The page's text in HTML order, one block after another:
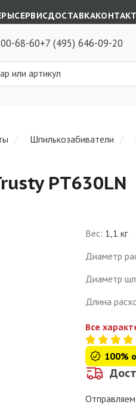
СЕРВИСДОСТАВКА
68-60+7 (495) 646-09-20
Шпилькозабиватели
PT630LN
Вес: 1,1 кг
Диаметр
Диаметр
Длина
Все
100%